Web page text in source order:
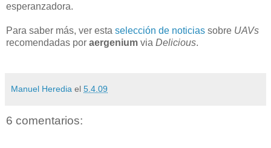
esperanzadora.
Para saber más, ver esta selección de noticias sobre UAVs
recomendadas por aergenium via Delicious.
Manuel Heredia el 5.4.09
6 comentarios: